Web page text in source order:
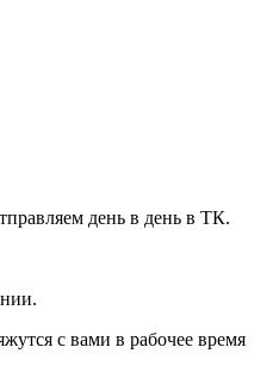
день в день в ТК.
с вами в рабочее время